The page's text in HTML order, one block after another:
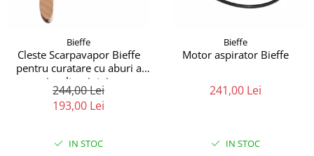
Bieffe
Cleste Scarpavapor Bieffe
pentru curatare cu aburi a
incaltamintei.
244,00 Lei
193,00 Lei
IN STOC
Bieffe
Motor aspirator Bieffe
241,00 Lei
IN STOC